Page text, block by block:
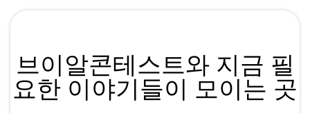
브이알콘테스트와 지금 필
요한 이야기들이 모이는 곳